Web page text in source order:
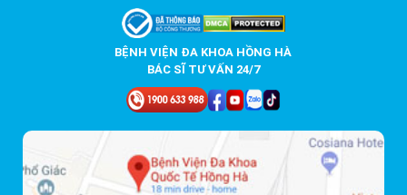
BỆNH VIỆN ĐA KHOA HỒNG HÀ
BÁC SĨ TƯ VẤN 24/7